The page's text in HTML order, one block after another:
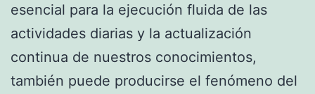
esencial para la ejecución fluida de las
actividades diarias y la actualización
continua de nuestros conocimientos,
también puede producirse el fenómeno del